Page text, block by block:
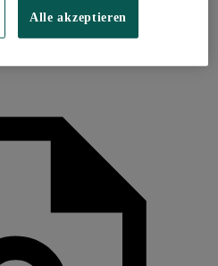
Alle akzeptieren